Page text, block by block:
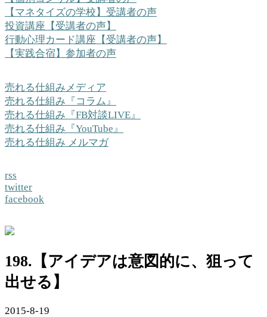
【マネタイズの学校】受講者の声
投資講座【受講者の声】
行動心理カード講座【受講者の声】
【実践合宿】参加者の声
売れる仕組みメディア
売れる仕組み『コラム』
売れる仕組み『FB対談LIVE』
売れる仕組み『YouTube』
売れる仕組み メルマガ
rss
twitter
facebook
198.【アイデアは意図的に、狙って
出せる】
2015-8-19